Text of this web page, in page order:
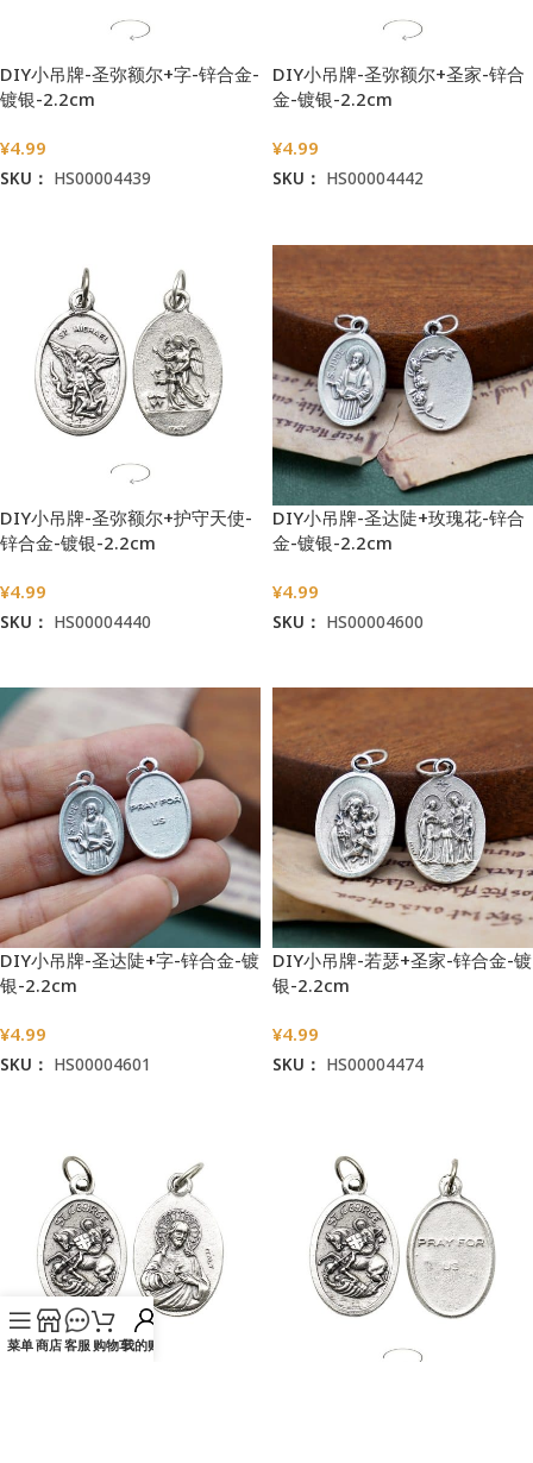
DIY小吊牌-圣弥额尔+字-锌合金-
镀银-2.2cm
¥4.99
SKU： HS00004439
DIY小吊牌-圣弥额尔+圣家-锌合
金-镀银-2.2cm
¥4.99
SKU： HS00004442
DIY小吊牌-圣弥额尔+护守天使-
锌合金-镀银-2.2cm
¥4.99
SKU： HS00004440
DIY小吊牌-圣达陡+玫瑰花-锌合
金-镀银-2.2cm
¥4.99
SKU： HS00004600
DIY小吊牌-圣达陡+字-锌合金-镀
银-2.2cm
¥4.99
SKU： HS00004601
DIY小吊牌-若瑟+圣家-锌合金-镀
银-2.2cm
¥4.99
SKU： HS00004474
菜单商店客服 购物车我的账户